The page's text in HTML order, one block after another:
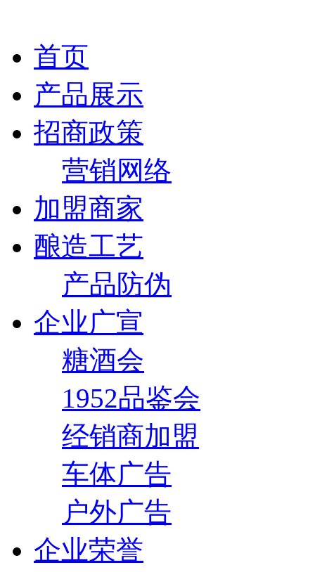
首页
产品展示
招商政策
营销网络
加盟商家
酿造工艺
产品防伪
企业广宣
糖酒会
1952品鉴会
经销商加盟
车体广告
户外广告
企业荣誉